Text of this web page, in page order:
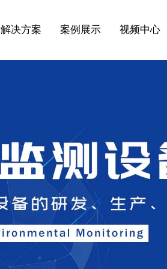
解决方案 案例展示 视频中心